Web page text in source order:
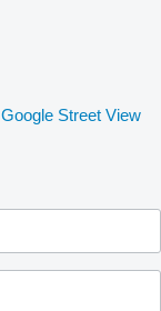
Google Street View